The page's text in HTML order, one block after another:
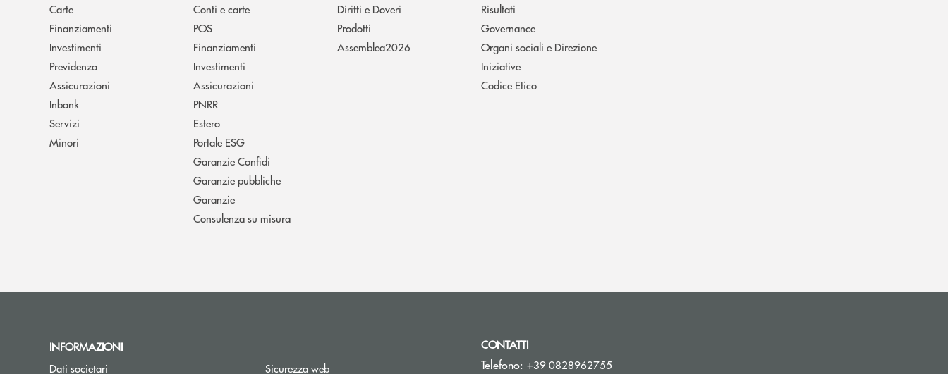
Carte
Finanziamenti
Investimenti
Previdenza
Assicurazioni
Inbank
Servizi
Minori
Conti e carte
POS
Finanziamenti
Investimenti
Assicurazioni
PNRR
Estero
Portale ESG
Garanzie Confidi
Garanzie pubbliche
Garanzie
Consulenza su misura
Diritti e Doveri
Prodotti
Assemblea2026
Risultati
Governance
Organi sociali e Direzione
Iniziative
Codice Etico
INFORMAZIONI
Dati societari
Sicurezza web
CONTATTI
Telefono: +39 0828962755